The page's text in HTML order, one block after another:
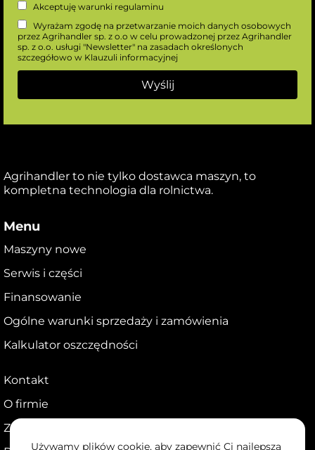
Akceptuję warunki regulaminu
Wyrażam zgodę na przetwarzanie moich danych osobowych
przez Agrihandler sp. z o.o w celu prowadzonej przez Agrihandler
sp. z o.o. usługi "Newsletter" na zasadach określonych
szczegółowo w Klauzuli informacyjnej
Agrihandler to nie tylko dostawca maszyn, to
kompletna technologia dla rolnictwa.
Menu
Maszyny nowe
Serwis i części
Finansowanie
Ogólne warunki sprzedaży i zamówienia
Kalkulator oszczędności
Kontakt
O firmie
Zostań dealerem
Używamy plików cookie, aby zapewnić Ci najlepszą